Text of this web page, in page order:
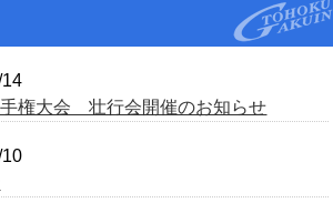
権大会 壮行会開催のお知らせ